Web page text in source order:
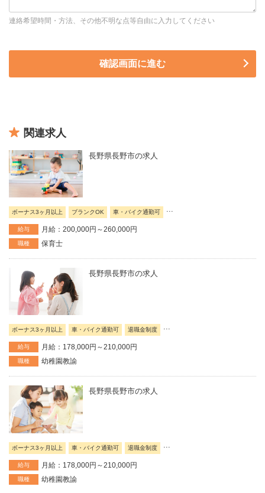
連絡希望時間・方法、その他不明な点等自由に入力してください
関連求人
長野県長野市の求人
ボーナス3ヶ月以上 ブランクOK 車・バイク通勤可 ...
給与 月給：200,000円～260,000円
職種 保育士
長野県長野市の求人
ボーナス3ヶ月以上 車・バイク通勤可 退職金制度 ...
給与 月給：178,000円～210,000円
職種 幼稚園教諭
長野県長野市の求人
ボーナス3ヶ月以上 車・バイク通勤可 退職金制度
給与 月給：178,000円～210,000円
職種 幼稚園教諭